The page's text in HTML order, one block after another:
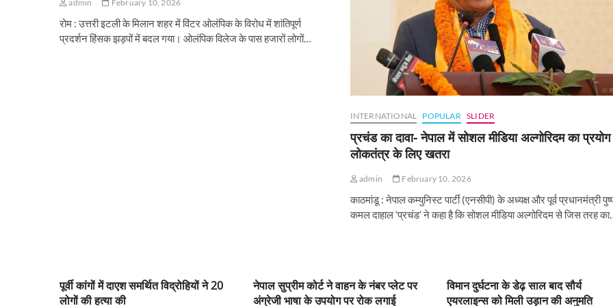
admin February 10, 2026
रोम : उत्तरी इटली के मिलान शहर में विंटर ओलंपिक के विरोध में शांतिपूर्ण
प्रदर्शन हिंसक झड़पों में बदल गया। ओलंपिक विलेज के पास हजारों लोगों…
INTERNATIONAL POPULAR SLIDER
प्रचंड का दावा- नेपाल में सोशल मीडिया अल्गोरिदम का प्रयोग
लोकतंत्र के लिए खतरा
admin February 10, 2026
काठमांडू : नेपाल कम्युनिस्ट पार्टी (एनसीपी) के अध्यक्ष और पूर्व प्रधानमंत्री
कमल दाहाल ‘प्रचंड’ ने कहा है कि सोशल मीडिया अल्गोरिदम से जिस तरह
पूर्वी कांगों में दाएश समर्थित विद्रोहियों ने 20
लोगों की हत्या की
नेपाल सुप्रीम कोर्ट ने वाहन के नंबर प्लेट पर
अंग्रेजी भाषा के उपयोग पर रोक लगाई
विमान दुर्घटना के डेढ़ साल बाद सौर्य
एयरलाइन्स को मिली उड़ान की अनुमति